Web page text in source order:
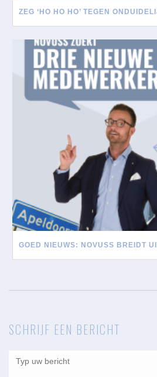
SCHRIJF EEN BERICHT